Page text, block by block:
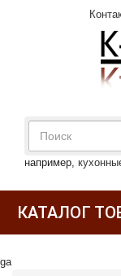
например,
КАТАЛОГ
ga